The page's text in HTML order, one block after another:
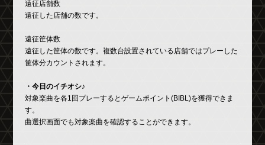
遠征店舗数
遠征した店舗の数です。
遠征筐体数
遠征した筐体の数です。複数台設置されている店舗ではプレーした
筐体分カウントされます。
・今日のイチオシ♪
対象楽曲を各1回プレーするとゲームポイント(BIBL)を獲得できま
す。
曲選択画面でも対象楽曲を確認することができます。